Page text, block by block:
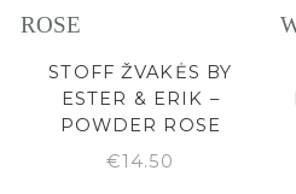
Pink
STOFF ŽVAKĖS BY
ESTER & ERIK –
POWDER ROSE
€14.50